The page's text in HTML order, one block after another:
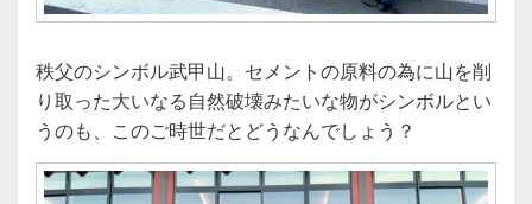
秩父のシンボル武甲山。セメントの原料の為に山を削
り取った大いなる自然破壊みたいな物がシンボルとい
うのも、このご時世だとどうなんでしょう？